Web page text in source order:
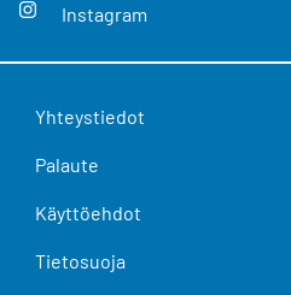
Instagram
Yhteystiedot
Palaute
Käyttöehdot
Tietosuoja